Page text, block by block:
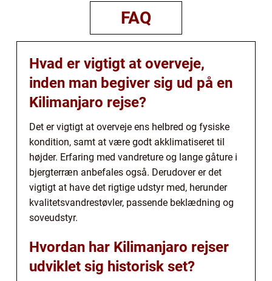
FAQ
Hvad er vigtigt at overveje,
inden man begiver sig ud på en
Kilimanjaro rejse?
Det er vigtigt at overveje ens helbred og fysiske
kondition, samt at være godt akklimatiseret til
højder. Erfaring med vandreture og lange gåture i
bjergterræn anbefales også. Derudover er det
vigtigt at have det rigtige udstyr med, herunder
kvalitetsvandrestøvler, passende beklædning og
soveudstyr.
Hvordan har Kilimanjaro rejser
udviklet sig historisk set?